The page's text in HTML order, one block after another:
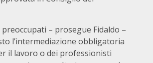
– prosegue Fidaldo –
l’intermediazione obbligatoria
il lavoro o dei professionisti